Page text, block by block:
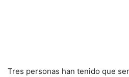
Tres personas han tenido que